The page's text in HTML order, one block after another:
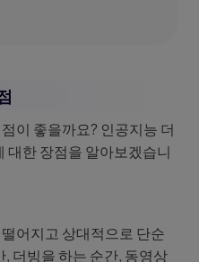
이 좋을까요? 인공지능 더
대한 장점을 알아보겠습니
어지고 상대적으로 단순
더빙을 하는 순간, 동영상